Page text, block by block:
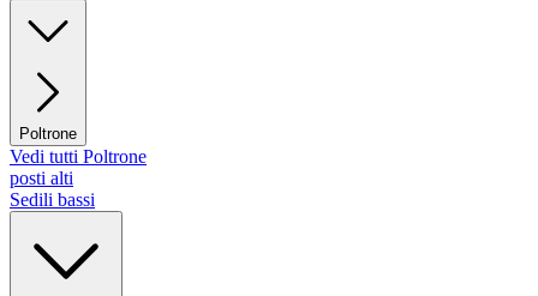
Poltrone
Vedi tutti Poltrone
posti alti
Sedili bassi